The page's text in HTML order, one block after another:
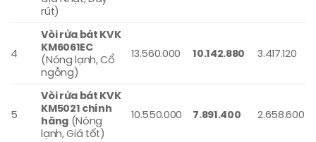
rút)
4
Vòi rửa bát KVK
KM6061EC
(Nóng lạnh, Cổ
ngỗng)
13.560.000 10.142.880 3.417.120
5
Vòi rửa bát KVK
KM5021 chính
hãng(Nóng
lạnh, Giá tốt)
10.550.000 7.891.400 2.658.600